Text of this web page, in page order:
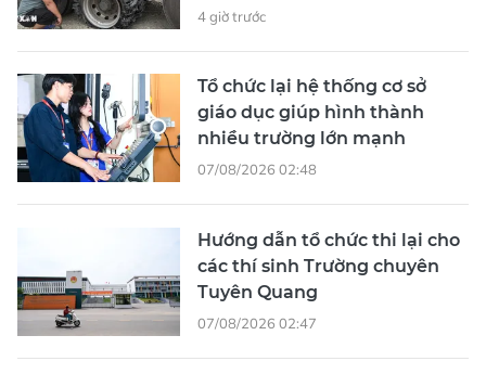
4 giờ trước
Tổ chức lại hệ thống cơ sở
giáo dục giúp hình thành
nhiều trường lớn mạnh
07/08/2026 02:48
Hướng dẫn tổ chức thi lại cho
các thí sinh Trường chuyên
Tuyên Quang
07/08/2026 02:47